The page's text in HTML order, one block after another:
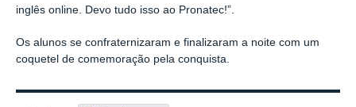
inglês online. Devo tudo isso ao Pronatec!”.
Os alunos se confraternizaram e finalizaram a noite com um
coquetel de comemoração pela conquista.